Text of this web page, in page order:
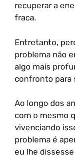
recuperar a
fraca.
Entretanto,
problema não
algo mais
confronto para
Ao longo dos
com o mesmo
vivenciando
problema é
eu lhe